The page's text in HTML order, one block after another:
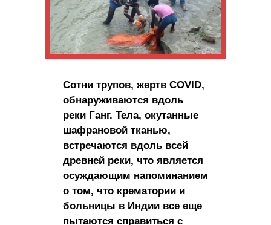
Сотни трупов, жертв COVID,
обнаруживаются вдоль
реки Ганг. Тела, окутанные
шафрановой тканью,
встречаются вдоль всей
древней реки, что является
осуждающим напоминанием
о том, что крематории и
больницы в Индии все еще
пытаются справиться с